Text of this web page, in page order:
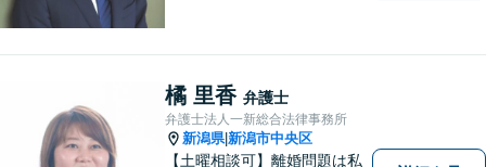
す。
橘 里香 弁護士
弁護士法人一新総合法律事務所
新潟県|新潟市中央区
【土曜相談可】離婚問題は私